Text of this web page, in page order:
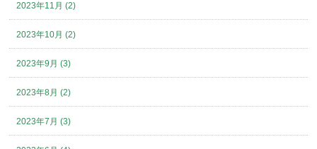
2023年11月 (2)
2023年10月 (2)
2023年9月 (3)
2023年8月 (2)
2023年7月 (3)